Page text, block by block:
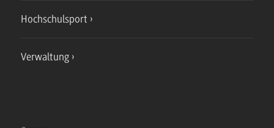
Hochschulsport
Verwaltung